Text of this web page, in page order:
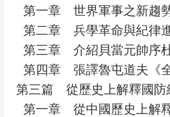
第一章 世界軍事之新趨
第二章 兵學革命與紀律
第三章 介紹貝當元帥序
第四章 張譯魯屯道夫《
第三篇 從歷史上解釋國防
第一章 從中國歷史上解